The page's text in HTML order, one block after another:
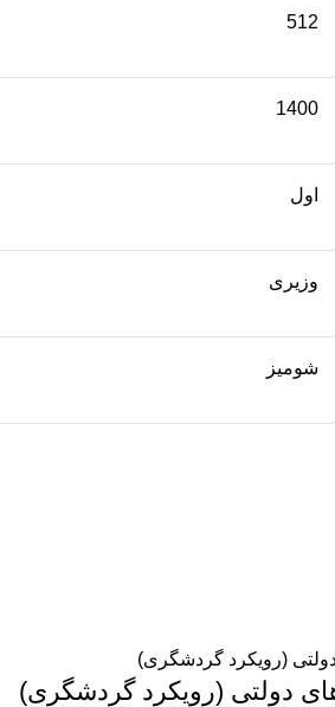
512
1400
اول
وزیری
شومیز
دولتی (رویکرد گردشگری)